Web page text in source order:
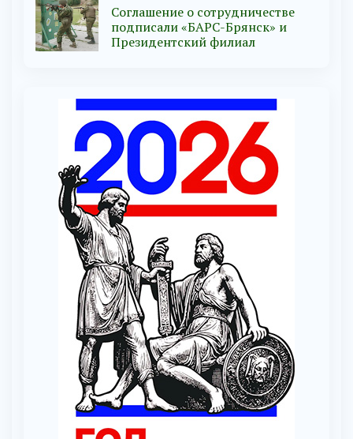
Соглашение о сотрудничестве
подписали «БАРС-Брянск» и
Президентский филиал